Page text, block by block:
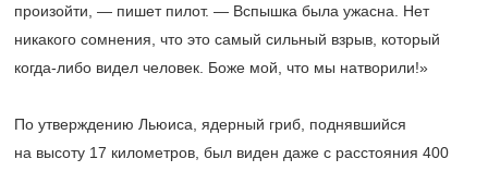
произойти, — пишет пилот. — Вспышка была ужасна. Нет
никакого сомнения, что это самый сильный взрыв, который
когда-либо видел человек. Боже мой, что мы натворили!»
По утверждению Льюиса, ядерный гриб, поднявшийся
на высоту 17 километров, был виден даже с расстояния 400